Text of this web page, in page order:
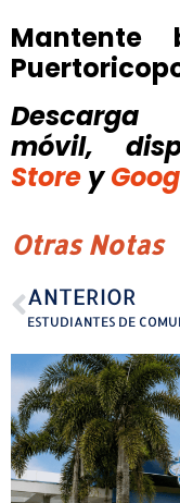
Mantente
Descarga
móvil,
Store y
Otras Notas
ANTERIOR